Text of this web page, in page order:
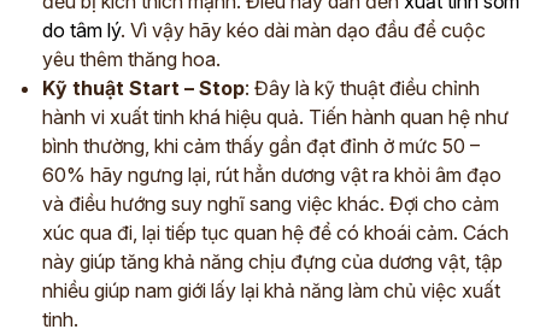
do tâm lý. Vì vậy hãy kéo dài màn dạo đầu để cuộc
yêu thêm thăng hoa.
Kỹ thuật Start – Stop: Đây là kỹ thuật điều chỉnh
hành vi xuất tinh khá hiệu quả. Tiến hành quan hệ như
bình thường, khi cảm thấy gần đạt đỉnh ở mức 50 –
60% hãy ngưng lại, rút hẳn dương vật ra khỏi âm đạo
và điều hướng suy nghĩ sang việc khác. Đợi cho cảm
xúc qua đi, lại tiếp tục quan hệ để có khoái cảm. Cách
này giúp tăng khả năng chịu đựng của dương vật, tập
nhiều giúp nam giới lấy lại khả năng làm chủ việc xuất
tinh.